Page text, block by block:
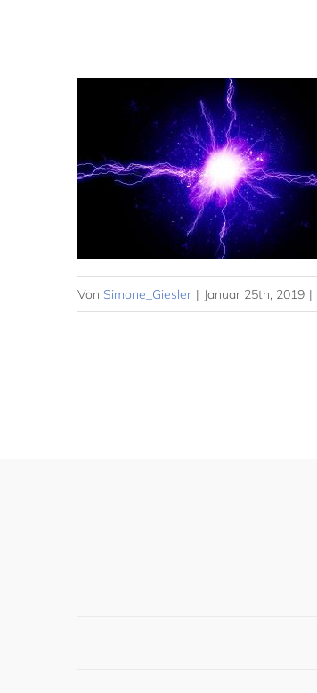
Von Simone_Giesler | Januar 25th, 2019 |